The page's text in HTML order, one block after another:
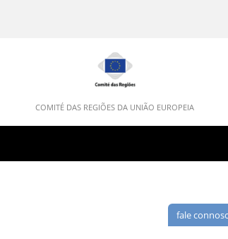
COMITÉ DAS REGIÕES DA UNIÃO EUROPEIA
fale